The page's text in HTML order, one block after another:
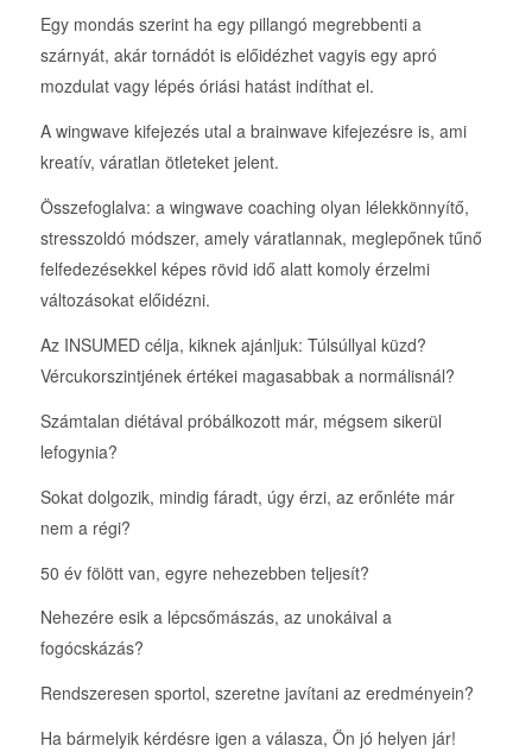
Egy mondás szerint ha egy pillangó megrebbenti a
szárnyát, akár tornádót is előidézhet vagyis egy apró
mozdulat vagy lépés óriási hatást indíthat el.
A wingwave kifejezés utal a brainwave kifejezésre is, ami
kreatív, váratlan ötleteket jelent.
Összefoglalva: a wingwave coaching olyan lélekkönnyítő,
stresszoldó módszer, amely váratlannak, meglepőnek tűnő
felfedezésekkel képes rövid idő alatt komoly érzelmi
változásokat előidézni.
Az INSUMED célja, kiknek ajánljuk: Túlsúllyal küzd?
Vércukorszintjének értékei magasabbak a normálisnál?
Számtalan diétával próbálkozott már, mégsem sikerül
lefogynia?
Sokat dolgozik, mindig fáradt, úgy érzi, az erőnléte már
nem a régi?
50 év fölött van, egyre nehezebben teljesít?
Nehezére esik a lépcsőmászás, az unokáival a
fogócskázás?
Rendszeresen sportol, szeretne javítani az eredményein?
Ha bármelyik kérdésre igen a válasza, Ön jó helyen jár!